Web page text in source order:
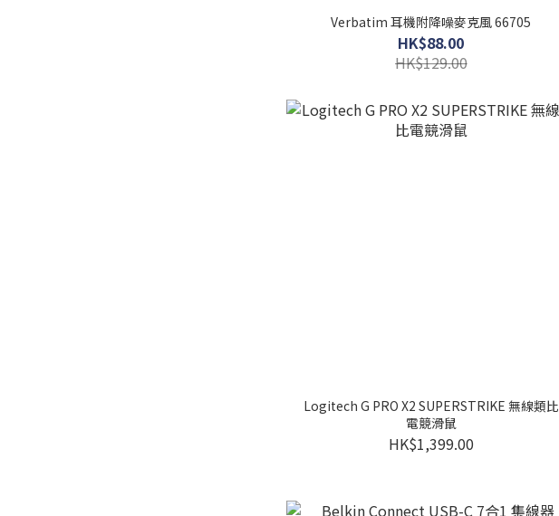
Verbatim 耳機附降噪麥克風 66705
HK$88.00
HK$129.00
Logitech G PRO X2 SUPERSTRIKE 無線類比
電競滑鼠
HK$1,399.00